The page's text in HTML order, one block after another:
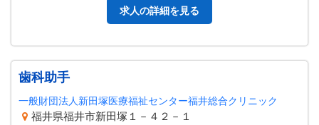
求人の詳細を見る
歯科助手
一般財団法人新田塚医療福祉センター福井総合クリニック
福井県福井市新田塚１－４２－１